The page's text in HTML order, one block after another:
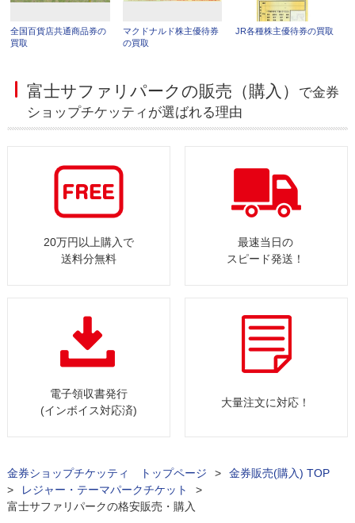
全国百貨店共通商品券の
買取
マクドナルド株主優待券
の買取
JR各種株主優待券の買取
富士サファリパークの販売（購入）
で金券
ショップチケッティが選ばれる理由
20万円以上購入で
送料分無料
最速当日の
スピード発送！
電子領収書発行
(インボイス対応済)
大量注文に対応！
金券ショップチケッティ トップページ >
金券販売(購入) TOP
>
レジャー・テーマパークチケット
>
富士サファリパークの格安販売・購入